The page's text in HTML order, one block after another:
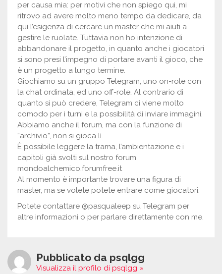
per causa mia: per motivi che non spiego qui, mi
ritrovo ad avere molto meno tempo da dedicare, da
qui l’esigenza di cercare un master che mi aiuti a
gestire le ruolate. Tuttavia non ho intenzione di
abbandonare il progetto, in quanto anche i giocatori
si sono presi l’impegno di portare avanti il gioco, che
è un progetto a lungo termine.
Giochiamo su un gruppo Telegram, uno on-role con
la chat ordinata, ed uno off-role. Al contrario di
quanto si può credere, Telegram ci viene molto
comodo per i turni e la possibilità di inviare immagini.
Abbiamo anche il forum, ma con la funzione di
“archivio”, non si gioca lì.
È possibile leggere la trama, l’ambientazione e i
capitoli già svolti sul nostro forum
mondoalchemico.forumfree.it
Al momento è importante trovare una figura di
master, ma se volete potete entrare come giocatori.
Potete contattare @pasqualeep su Telegram per
altre informazioni o per parlare direttamente con me.
Pubblicato da psqlgg
Visualizza il profilo di psqlgg »